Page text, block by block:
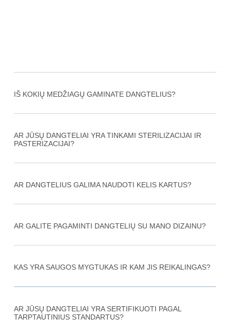
IŠ KOKIŲ MEDŽIAGŲ GAMINATE DANGTELIUS?
AR JŪSŲ DANGTELIAI YRA TINKAMI STERILIZACIJAI IR
PASTERIZACIJAI?
AR DANGTELIUS GALIMA NAUDOTI KELIS KARTUS?
AR GALITE PAGAMINTI DANGTELIŲ SU MANO DIZAINU?
KAS YRA SAUGOS MYGTUKAS IR KAM JIS REIKALINGAS?​
AR JŪSŲ DANGTELIAI YRA SERTIFIKUOTI PAGAL
TARPTAUTINIUS STANDARTUS?